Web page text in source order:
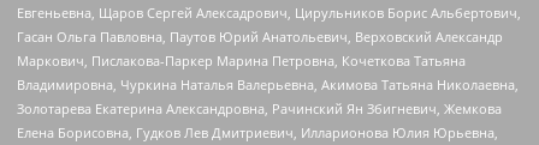
Евгеньевна, Щаров Сергей Алексадрович, Цирульников Борис Альбертович,
Гасан Ольга Павловна, Паутов Юрий Анатольевич, Верховский Александр
Маркович, Пислакова-Паркер Марина Петровна, Кочеткова Татьяна
Владимировна, Чуркина Наталья Валерьевна, Акимова Татьяна Николаевна,
Золотарева Екатерина Александровна, Рачинский Ян Збигневич, Жемкова
Елена Борисовна, Гудков Лев Дмитриевич, Илларионова Юлия Юрьевна,